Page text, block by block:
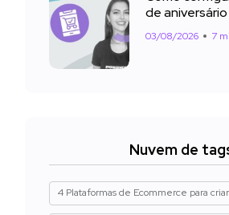
de
03/08/2026 7
Nuvem de
4 Plataformas de Ecommerce para